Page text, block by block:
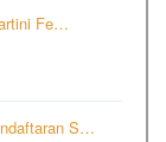
Fe…
S…